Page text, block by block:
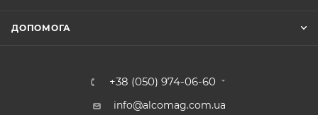
ДОПОМОГА
+38 (050) 974-06-60
info@alcomag.com.ua